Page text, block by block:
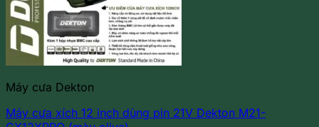
Máy cưa Dekton
Máy cưa xích 12 inch dùng pin 21V Dekton M21-